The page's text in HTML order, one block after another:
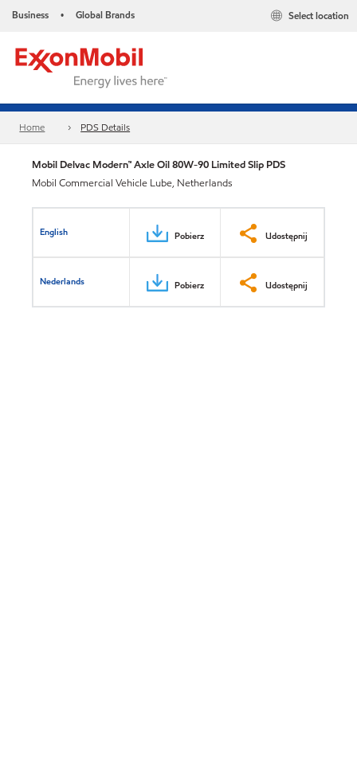
Business • Global Brands Select location
Home PDS Details
Mobil Delvac Modern™ Axle Oil 80W-90 Limited Slip PDS
Mobil Commercial Vehicle Lube, Netherlands
English Pobierz Udostępnij
Nederlands Pobierz Udostępnij